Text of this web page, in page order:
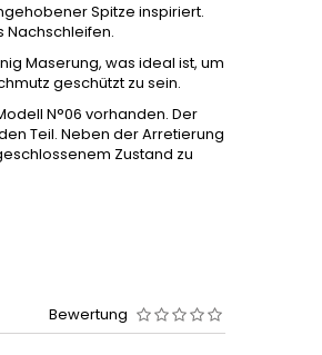
Spitze inspiriert.
Nachschleifen.
Maserung, was ideal ist, um
geschützt zu sein.
N°06 vorhanden. Der
Teil. Neben der Arretierung
Zustand zu
Bewertung